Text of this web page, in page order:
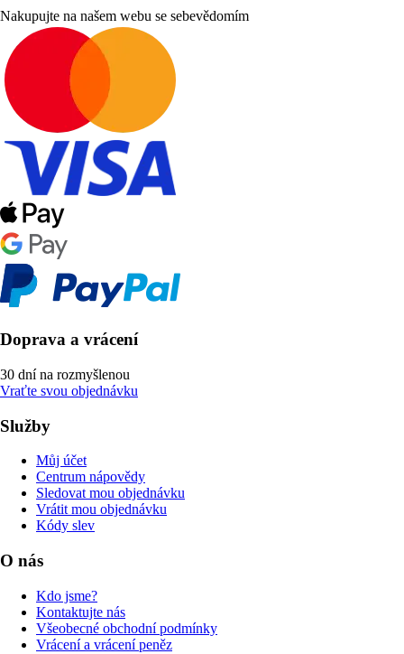
Nakupujte na našem webu se sebevědomím
Doprava a vrácení
30 dní na rozmyšlenou
Vraťte svou objednávku
Služby
Můj účet
Centrum nápovědy
Sledovat mou objednávku
Vrátit mou objednávku
Kódy slev
O nás
Kdo jsme?
Kontaktujte nás
Všeobecné obchodní podmínky
Vrácení a vrácení peněz